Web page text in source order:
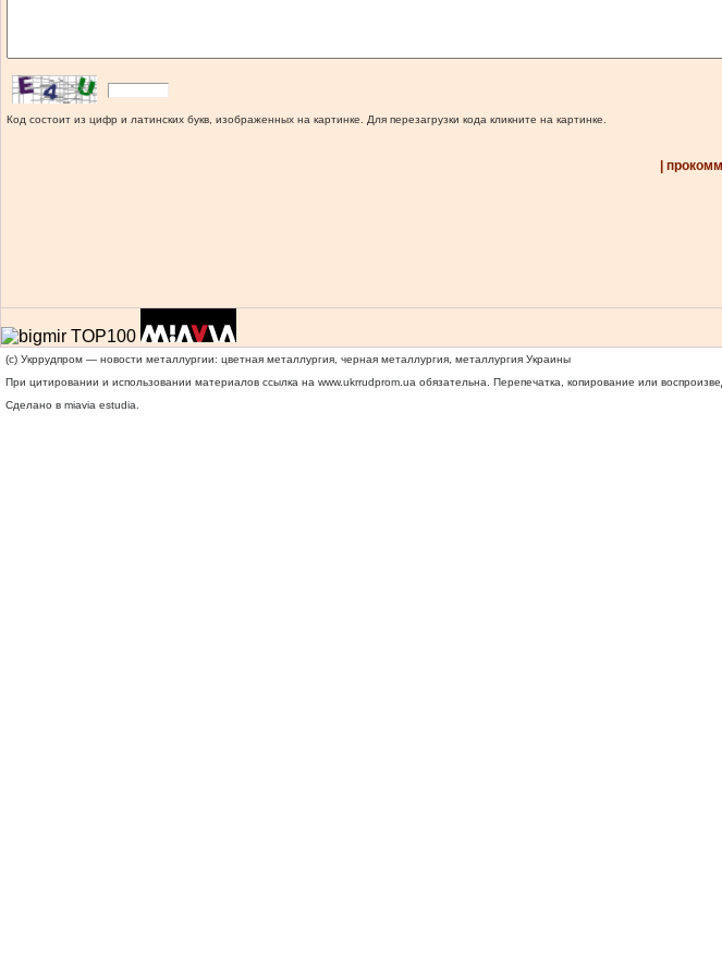
Код состоит из цифр и латинских букв, изображенных на картинке. Для перезагрузки кода кликните на картинке.
|
(c) Укррудпром — новости металлургии: цветная металлургия, черная металлургия, металлургия Украины
При цитировании и использовании материалов ссылка на www.ukrrudprom.ua обязательна. Перепечатка, копирование или
Сделано в miavia estudia.